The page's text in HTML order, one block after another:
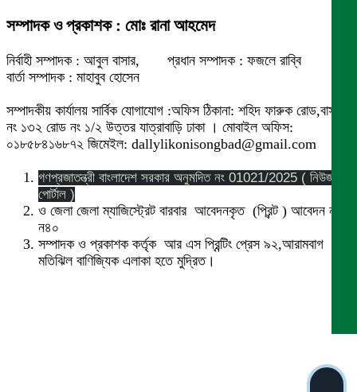
সম্পাদক ও প্রকাশক : মোঃ রানা আহমেদ
নির্বাহী সম্পাদক : আবুল বাসার, প্রধান সম্পাদক : ফজলে রাব্বি
বার্তা সম্পাদক : মাহাবুব হোসেন
সম্পাদকীয় কার্যালয় সার্বিক যোগাযোগ :অফিস ঠিকানা: শহিদ ফারুক রোড,বাসা
নং ১৩২ রোড নং ১/২ উত্তর যাত্রাবাড়ি ঢাকা । মোবাইল অফিস:
০১৮৫৮৪১৬৮৭২ জিমেইল: dallylikonisongbad@gmail.com
গণপ্রজাতন্ত্রী বাংলাদেশ সরকার অনুমদিত নং 01021/2025 ( নিউজ
পোর্টাল )
ও জেলা জেলা ম্যাজিস্ট্রেট বারবার আবেদনকৃত (প্রিন্ট ) আবেদন নং
ন৪০
সম্পাদক ও প্রকাশক কর্তৃক আর এস প্রিন্টিং প্রেস ৯২,আরামবাগ
মতিঝিল বাণিজ্যিক এলাকা হতে মুদ্রিত।